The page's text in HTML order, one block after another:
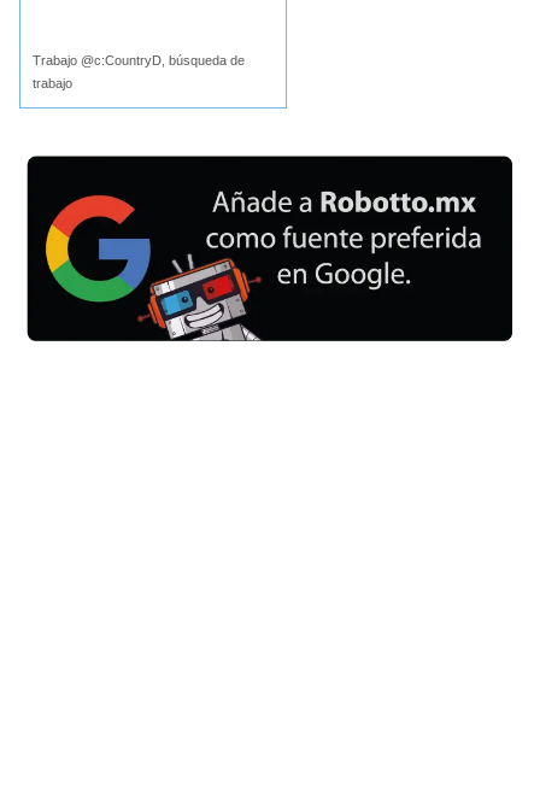
Trabajo @c:CountryD, búsqueda de
trabajo